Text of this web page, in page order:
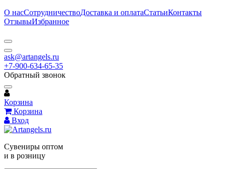
О насСотрудничествоДоставка и оплатаСтатьиКонтакты
ОтзывыИзбранное
ask@artangels.ru
+7-900-634-65-35
Обратный звонок
Корзина
Корзина
Вход
Сувениры оптом
и в розницу